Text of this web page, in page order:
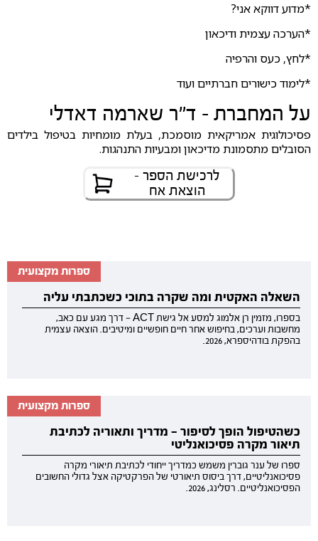
*מדוע דווקא אני?
*הערכה עצמית ודיכאון
*לחץ, כעס והרפיה
*לימוד כישורים חברתיים ועוד
על המחברת - ד"ר שארמה דאדלי
פסיכולוגית אמריקאית מוסמכת, בעלת מומחיות בטיפול בילדים
הסובלים מתסמונת מדיכאון ומבעיות התנהגות.
לרכישת הספר -
הוצאת אח
ספרות מקצועית
השאלה האקטית ומה שקרה בתוכי כשכתבתי עליה
בספרו, מזמין רן אלמוג למסע אל גישת ACT — דרך מגע עם כאב,
מחשבות וערכים, בחיפוש אחר חיים חופשיים ומיטיבים. הוצאה עצמית
בהפקת בודהיספרא, 2026.
ספרות מקצועית
כשהטיפול הופך לסיפור — מדריך ותאוריה לכתיבת
תיאור מקרה פסיכואנליטי
ספרו של ענר גוברין משמש כמדריך ייחודי לכתיבת תיאורי מקרה
פסיכואנליטיים, דרך ביסוס תיאורטי של הפרקטיקה אצל גדולי החשובים
הפסיכואנליטיים. רסלינג, 2026.